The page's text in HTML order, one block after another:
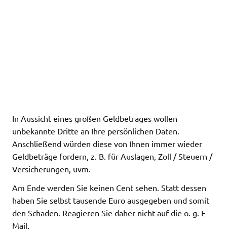
In Aussicht eines großen Geldbetrages wollen
unbekannte Dritte an Ihre persönlichen Daten.
Anschließend würden diese von Ihnen immer wieder
Geldbeträge fordern, z. B. für Auslagen, Zoll / Steuern /
Versicherungen, uvm.
Am Ende werden Sie keinen Cent sehen. Statt dessen
haben Sie selbst tausende Euro ausgegeben und somit
den Schaden. Reagieren Sie daher nicht auf die o. g. E-
Mail.